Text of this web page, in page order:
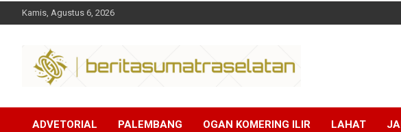
Kamis, Agustus 6, 2026
Sumsel
ADVETORIAL PALEMBANG OGAN KOMERING ILIR LAHAT